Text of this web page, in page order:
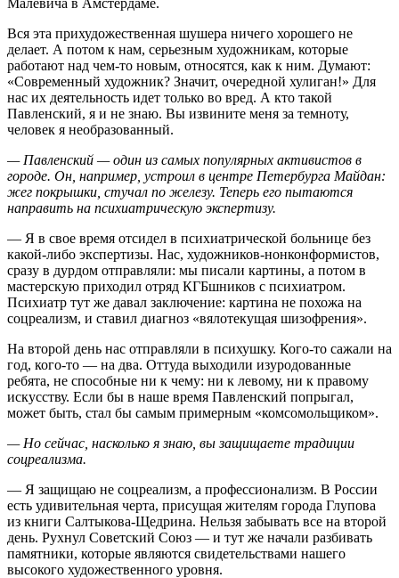
Вся эта прихудожественная шушера ничего хорошего не
делает. А потом к нам, серьезным художникам, которые
работают над чем-то новым, относятся, как к ним. Думают:
«Современный художник? Значит, очередной хулиган!» Для
нас их деятельность идет только во вред. А кто такой
Павленский, я и не знаю. Вы извините меня за темноту,
человек я необразованный.
— Павленский — один из самых популярных активистов в
городе. Он, например, устроил в центре Петербурга Майдан:
жег покрышки, стучал по железу. Теперь его пытаются
направить на психиатрическую экспертизу.
— Я в свое время отсидел в психиатрической больнице без
какой-либо экспертизы. Нас, художников-нонконформистов,
сразу в дурдом отправляли: мы писали картины, а потом в
мастерскую приходил отряд КГБшников с психиатром.
Психиатр тут же давал заключение: картина не похожа на
соцреализм, и ставил диагноз «вялотекущая шизофрения».
На второй день нас отправляли в психушку. Кого-то сажали на
год, кого-то — на два. Оттуда выходили изуродованные
ребята, не способные ни к чему: ни к левому, ни к правому
искусству. Если бы в наше время Павленский попрыгал,
может быть, стал бы самым примерным «комсомольщиком».
— Но сейчас, насколько я знаю, вы защищаете традиции
соцреализма.
— Я защищаю не соцреализм, а профессионализм. В России
есть удивительная черта, присущая жителям города Глупова
из книги Салтыкова-Щедрина. Нельзя забывать все на второй
день. Рухнул Советский Союз — и тут же начали разбивать
памятники, которые являются свидетельствами нашего
высокого художественного уровня.